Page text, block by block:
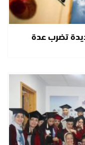
تضرب عدة